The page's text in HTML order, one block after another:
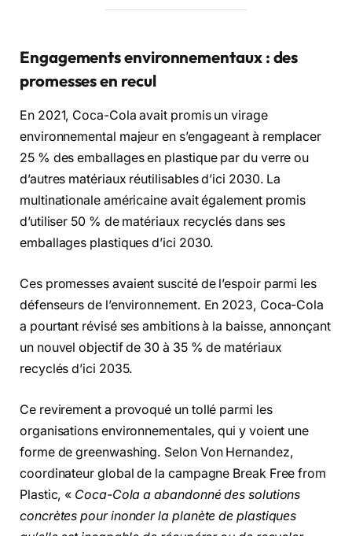
Engagements environnementaux : des
promesses en recul
En 2021, Coca-Cola avait promis un virage
environnemental majeur en s’engageant à remplacer
25 % des emballages en plastique par du verre ou
d’autres matériaux réutilisables d’ici 2030. La
multinationale américaine avait également promis
d’utiliser 50 % de matériaux recyclés dans ses
emballages plastiques d’ici 2030.
Ces promesses avaient suscité de l’espoir parmi les
défenseurs de l’environnement. En 2023, Coca-Cola
a pourtant révisé ses ambitions à la baisse, annonçant
un nouvel objectif de 30 à 35 % de matériaux
recyclés d’ici 2035.
Ce revirement a provoqué un tollé parmi les
organisations environnementales, qui y voient une
forme de greenwashing. Selon Von Hernandez,
coordinateur global de la campagne Break Free from
Plastic, « Coca-Cola a abandonné des solutions
concrètes pour inonder la planète de plastiques